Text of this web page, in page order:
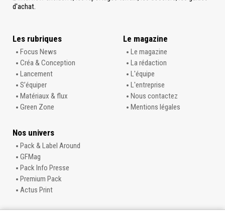
d'achat.
Les rubriques
Focus News
Créa & Conception
Lancement
S’équiper
Matériaux & flux
Green Zone
Le magazine
Le magazine
La rédaction
L'équipe
L'entreprise
Nous contactez
Mentions légales
Nos univers
Pack & Label Around
GFMag
Pack Info Presse
Premium Pack
Actus Print